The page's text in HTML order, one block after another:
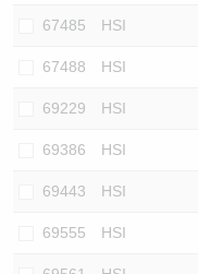
67485 HSI
67488 HSI
69229 HSI
69386 HSI
69443 HSI
69555 HSI